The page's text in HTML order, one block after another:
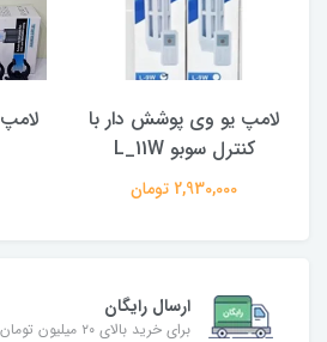
لامپ یو وی پوشش دار با
کنترل سوبو L_11W
2,930,000 تومان
ارسال رایگان
برای خرید بالای ۲۰ میلیون تومان(بغیر از آکواریوم)